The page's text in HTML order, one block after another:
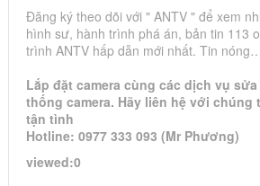
Đăng ký theo dõi với " ANTV " để xem
hình sư, hành trình phá án, bản tin 113
trình ANTV hấp dẫn mới nhất. Tin
Lắp đặt camera cùng các dịch vụ
thống camera. Hãy liên hệ với
tận tình
Hotline: 0977 333 093 (Mr Phương)
viewed:0